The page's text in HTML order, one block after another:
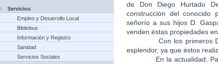
Servicios
Empleo y Desarrollo Local
Bibliobus
Información y Registro
Sanidad
Servicios Sociales
de Don Diego Hurtado
construcción del conocido
señorío a sus hijos D.
venden éstas propiedades
Con los primeros
esplendor, ya que éstos
En la actualidad,